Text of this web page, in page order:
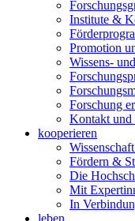
Institute &
Promotion
Wissens-
Forschung
Kontakt und
kooperieren
Fördern &
Die
Mit
In
leben